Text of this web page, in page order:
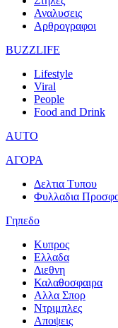
Αναλυσεις
Αρθρογραφοι
BUZZLIFE
Lifestyle
Viral
People
Food and Drink
AUTO
ΑΓΟΡΑ
Δελτια Τυπου
Φυλλαδια
Γηπεδο
Κυπρος
Ελλαδα
Διεθνη
Καλαθοσφαιρα
Αλλα Σπορ
Ντριμπλες
Αποψεις